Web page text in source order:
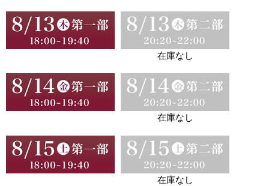
在庫なし
在庫なし
在庫なし